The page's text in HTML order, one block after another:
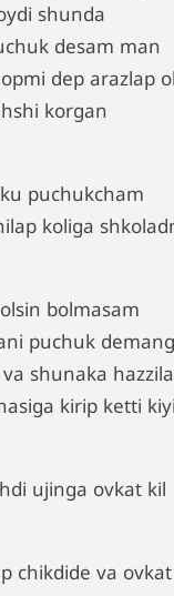
shunda
desam man
dep arazlap
korgan
puchukcham
koliga
bolmasam
puchuk demang
shunaka
kirip ketti
ujinga ovkat kil
chikdide va ovkat